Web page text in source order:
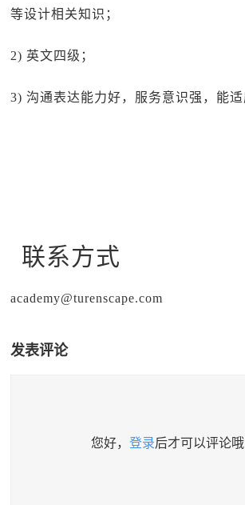
等设计相关知识；
2) 英文四级；
3) 沟通表达能力好，服务意识强，能适
联系方式
academy@turenscape.com
发表评论
您好， 登录后才可以评论哦